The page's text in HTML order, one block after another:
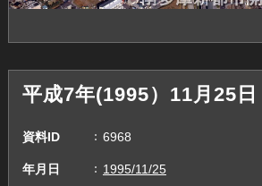
平成7年(1995）11月25
資料ID 6968
年月日 1995/11/25